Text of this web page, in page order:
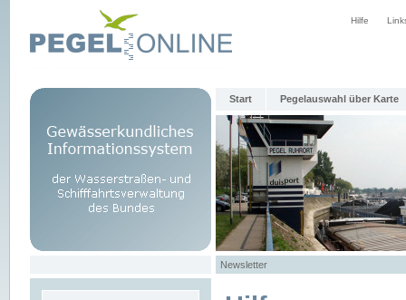
Hilfe
Start Pegelauswahl über Karte
Newsletter